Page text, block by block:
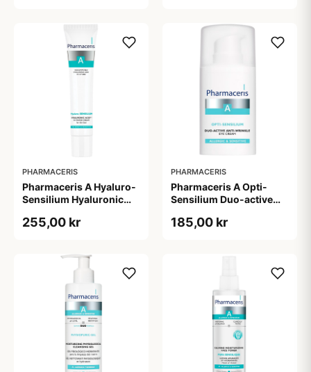
PHARMACERIS
Pharmaceris A Hyaluro-
Sensilium Hyaluronic
255,00 kr
PHARMACERIS
Pharmaceris A Opti-
Sensilium Duo-active
(15 ml)
185,00 kr